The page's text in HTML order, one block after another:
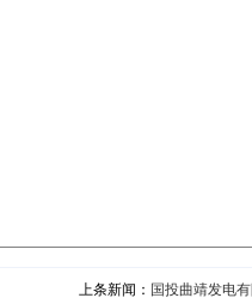
上条新闻： 国投曲靖发电